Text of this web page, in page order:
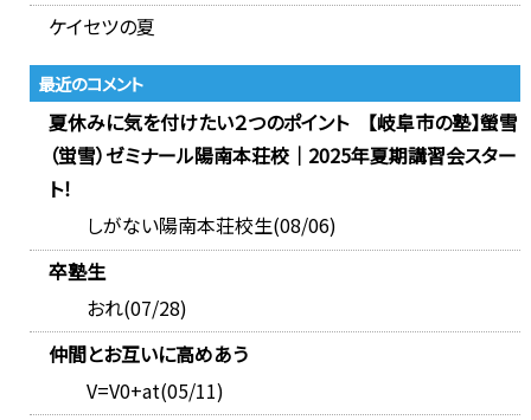
ケイセツの夏
最近のコメント
夏休みに気を付けたい２つのポイント 【岐阜市の塾】螢雪
（蛍雪）ゼミナール陽南本荘校｜2025年夏期講習会スター
ト！
しがない陽南本荘校生(08/06)
卒塾生
おれ(07/28)
仲間とお互いに高めあう
V=V0+at(05/11)